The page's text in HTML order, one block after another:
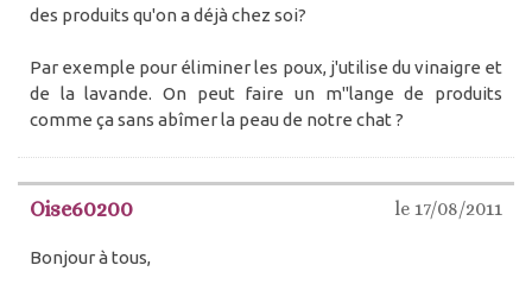
des produits qu'on a déjà chez soi?
Par exemple pour éliminer les poux, j'utilise du vinaigre et
de la lavande. On peut faire un m"lange de produits
comme ça sans abîmer la peau de notre chat ?
Oise60200 le 17/08/2011
Bonjour à tous,